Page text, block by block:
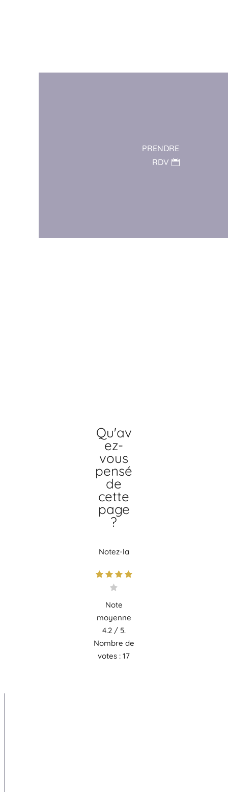
PRENDRE
RDV
Qu'av
ez-
vous
pensé
de
cette
page
?
Notez-la
Note
moyenne
4.2/ 5.
Nombre de
votes :17